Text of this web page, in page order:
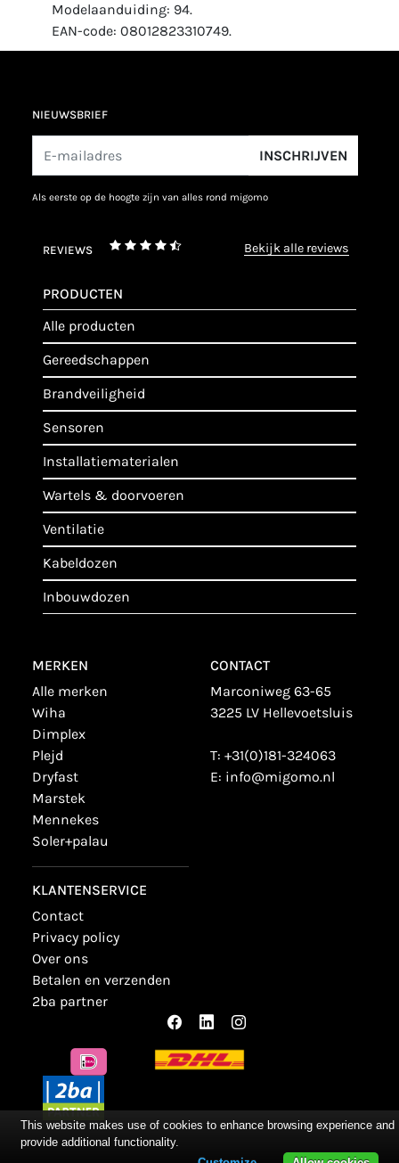
Modelaanduiding: 94.
EAN-code: 08012823310749.
NIEUWSBRIEF
INSCHRIJVEN
als eerste op de hoogte zijn van alles rond migomo
REVIEWS bekijk alle reviews
PRODUCTEN
alle producten
gereedschappen
brandveiligheid
sensoren
installatiematerialen
wartels & doorvoeren
ventilatie
kabeldozen
inbouwdozen
MERKEN
alle merken
wiha
dimplex
plejd
dryfast
marstek
mennekes
soler+palau
KLANTENSERVICE
contact
privacy policy
over ons
betalen en verzenden
2ba partner
CONTACT
Marconiweg 63-65
3225 LV Hellevoetsluis
T: +31(0)181-324063
E: info@migomo.nl
This website makes use of cookies to enhance browsing experience and
provide additional functionality.